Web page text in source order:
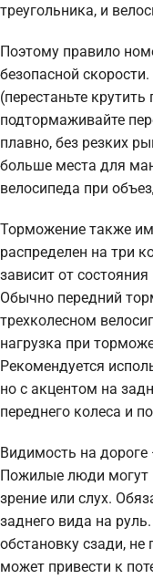
треугольника, и
Поэтому правило
безопасной
(перестаньте
подтормаживайте
плавно, без резких
больше места для
велосипеда при
Торможение также
распределен на три
зависит от
Обычно передний
трехколесном
нагрузка при
Рекомендуется
но с акцентом на
переднего колеса и
Видимость на дороге
Пожилые люди могут
зрение или слух.
заднего вида на
обстановку сзади, не
может привести к